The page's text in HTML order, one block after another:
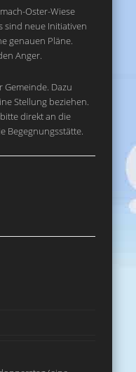
Oster-Wiese
sind neue Initiativen
genauen Pläne.
Anger.
Gemeinde. Dazu
Stellung beziehen.
direkt an die
Begegnungsstätte.